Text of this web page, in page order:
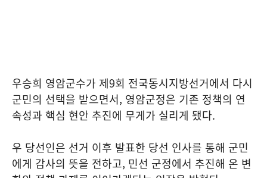
우승희 영암군수가 제9회 전국동시지방선거에서 다시
군민의 선택을 받으면서, 영암군정은 기존 정책의 연
속성과 핵심 현안 추진에 무게가 실리게 됐다.
우 당선인은 선거 이후 발표한 당선 인사를 통해 군민
에게 감사의 뜻을 전하고, 민선 군정에서 추진해 온 변